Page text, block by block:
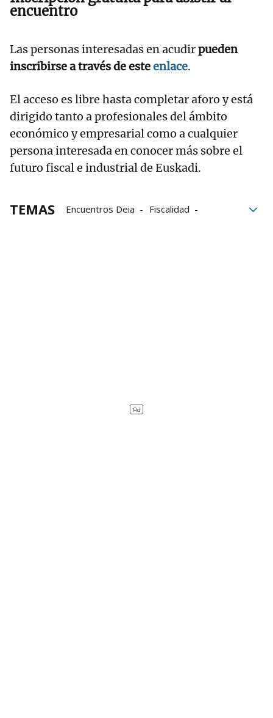
encuentro
Las personas interesadas en acudirpueden
inscribirse a través de esteenlace.
El acceso es libre hasta completar aforo y está
dirigido tanto a profesionales del ámbito
económico y empresarial como a cualquier
persona interesada en conocer más sobre el
futuro fiscal e industrial de Euskadi.
TEMAS Encuentros Deia
Fiscalidad